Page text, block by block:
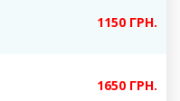
1150 ГРН.
1650 ГРН.